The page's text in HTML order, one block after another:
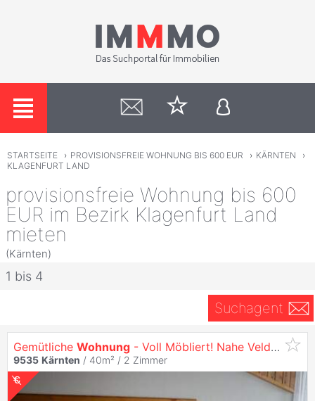
STARTSEITE › PROVISIONSFREIE WOHNUNG BIS 600 EUR › KÄRNTEN
›
KLAGENFURT LAND
provisionsfreie Wohnung bis 600
EUR im Bezirk Klagenfurt Land
mieten
(Kärnten)
1 bis 4
Suchagent
Gemütliche Wohnung - Voll Möbliert! Nahe Velden am Wörthersee!
9535 Kärnten / 40m² / 2 Zimmer